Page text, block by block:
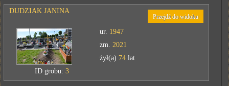
DUDZIAK JANINA
Przejdź do widoku
ur. 1947
zm.2021
żył(a) 74 lat
ID grobu:3